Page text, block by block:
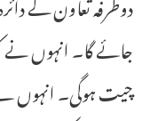
جائے گا۔ انہوں نے
چیت ہوگی۔ انہوں نے